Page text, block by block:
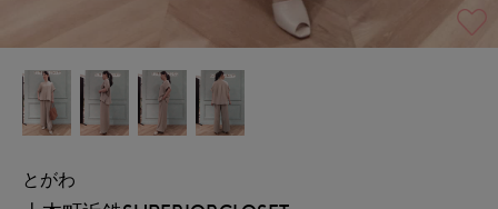
とがわ